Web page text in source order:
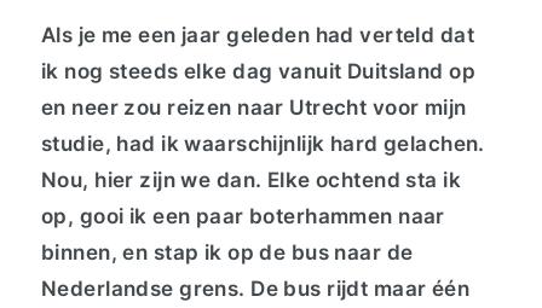
Als je me een jaar geleden had verteld dat
ik nog steeds elke dag vanuit Duitsland op
en neer zou reizen naar Utrecht voor mijn
studie, had ik waarschijnlijk hard gelachen.
Nou, hier zijn we dan. Elke ochtend sta ik
op, gooi ik een paar boterhammen naar
binnen, en stap ik op de bus naar de
Nederlandse grens. De bus rijdt maar één